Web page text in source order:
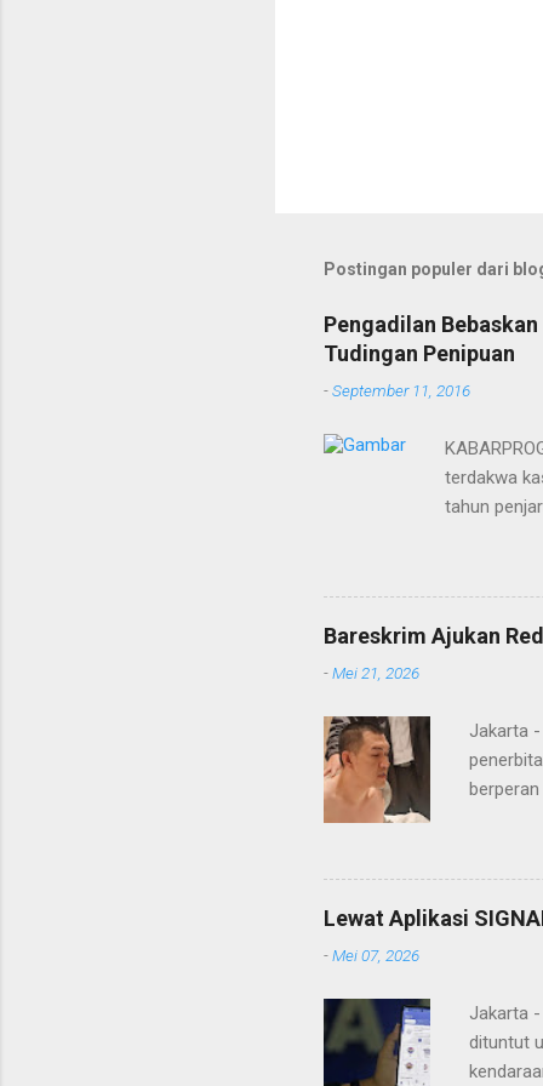
Postingan populer dari
Pengadilan
Tudingan Penipuan
-September 11, 2016
terdakwa
tahun
pidana.
terdakwa
Menurut
itulah,
Bareskrim Ajukan
-Mei 21, 2026
Jakarta -
DPO
Lewat Aplikasi
-Mei 07, 2026
Jakarta -
dituntut